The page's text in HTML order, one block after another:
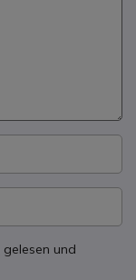
gelesen und